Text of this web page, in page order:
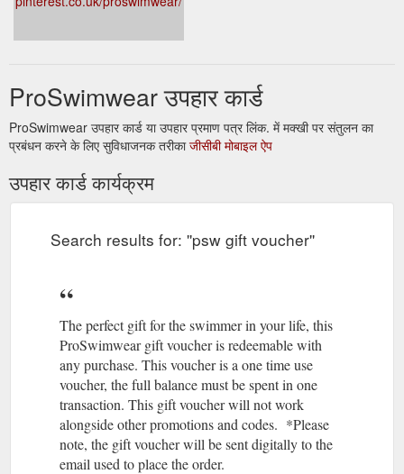
ProSwimwear उपहार कार्ड
ProSwimwear उपहार कार्ड या उपहार प्रमाण पत्र लिंक. में मक्खी पर संतुलन का
प्रबंधन करने के लिए सुविधाजनक तरीकाजीसीबी मोबाइल ऐप
उपहार कार्ड कार्यक्रम
Search results for: ''psw gift voucher''
The perfect gift for the swimmer in your life, this
ProSwimwear gift voucher is redeemable with
any purchase. This voucher is a one time use
voucher, the full balance must be spent in one
transaction. This gift voucher will not work
alongside other promotions and codes. *Please
note, the gift voucher will be sent digitally to the
email used to place the order.